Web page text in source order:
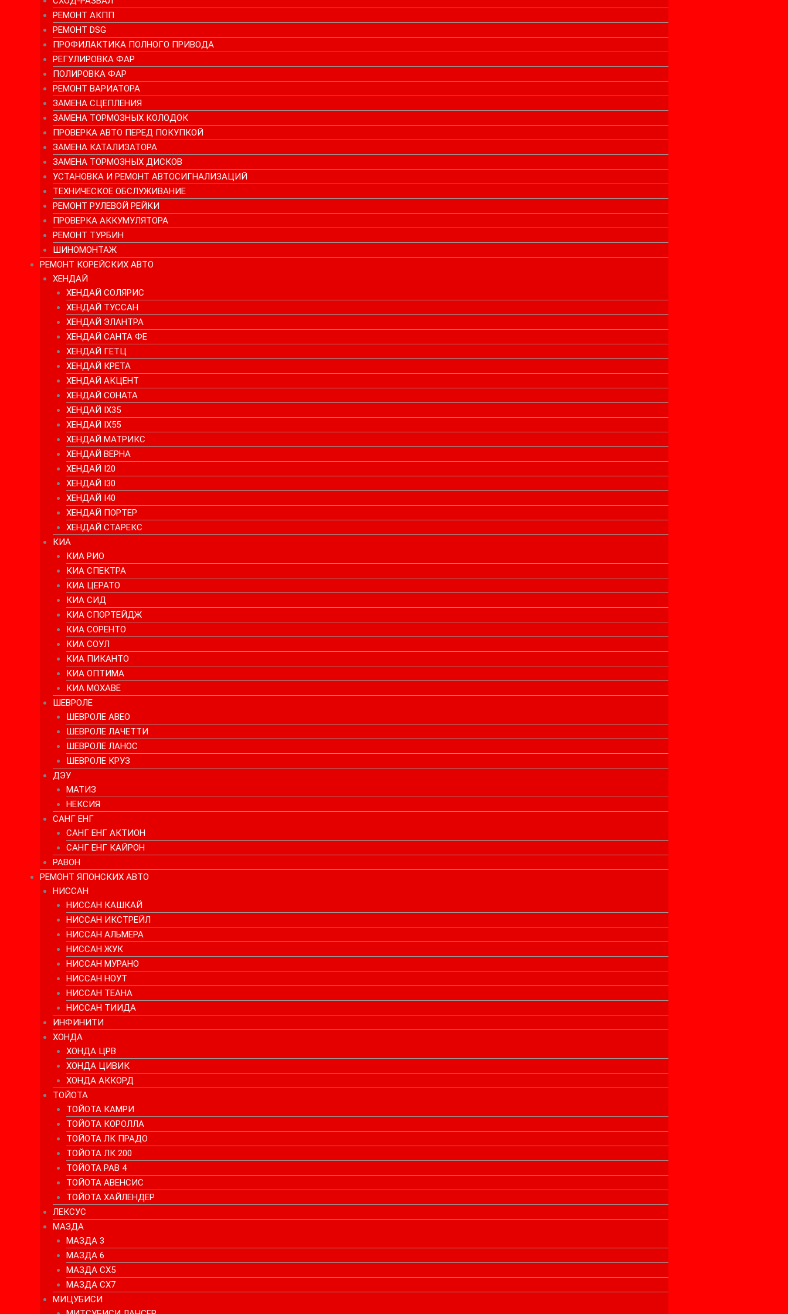
РЕМОНТ АКПП
РЕМОНТ DSG
ПРОФИЛАКТИКА ПОЛНОГО ПРИВОДА
РЕГУЛИРОВКА ФАР
ПОЛИРОВКА ФАР
РЕМОНТ ВАРИАТОРА
ЗАМЕНА СЦЕПЛЕНИЯ
ЗАМЕНА ТОРМОЗНЫХ КОЛОДОК
ПРОВЕРКА АВТО ПЕРЕД ПОКУПКОЙ
ЗАМЕНА КАТАЛИЗАТОРА
ЗАМЕНА ТОРМОЗНЫХ ДИСКОВ
УСТАНОВКА И РЕМОНТ АВТОСИГНАЛИЗАЦИЙ
ТЕХНИЧЕСКОЕ ОБСЛУЖИВАНИЕ
РЕМОНТ РУЛЕВОЙ РЕЙКИ
ПРОВЕРКА АККУМУЛЯТОРА
РЕМОНТ ТУРБИН
ШИНОМОНТАЖ
РЕМОНТ КОРЕЙСКИХ АВТО
ХЕНДАЙ
ХЕНДАЙ СОЛЯРИС
ХЕНДАЙ ТУССАН
ХЕНДАЙ ЭЛАНТРА
ХЕНДАЙ САНТА ФЕ
ХЕНДАЙ ГЕТЦ
ХЕНДАЙ КРЕТА
ХЕНДАЙ АКЦЕНТ
ХЕНДАЙ СОНАТА
ХЕНДАЙ IX35
ХЕНДАЙ IX55
ХЕНДАЙ МАТРИКС
ХЕНДАЙ ВЕРНА
ХЕНДАЙ I20
ХЕНДАЙ I30
ХЕНДАЙ I40
ХЕНДАЙ ПОРТЕР
ХЕНДАЙ СТАРЕКС
КИА
КИА РИО
КИА СПЕКТРА
КИА ЦЕРАТО
КИА СИД
КИА СПОРТЕЙДЖ
КИА СОРЕНТО
КИА СОУЛ
КИА ПИКАНТО
КИА ОПТИМА
КИА МОХАВЕ
ШЕВРОЛЕ
ШЕВРОЛЕ АВЕО
ШЕВРОЛЕ ЛАЧЕТТИ
ШЕВРОЛЕ ЛАНОС
ШЕВРОЛЕ КРУЗ
ДЭУ
МАТИЗ
НЕКСИЯ
САНГ ЕНГ
САНГ ЕНГ АКТИОН
САНГ ЕНГ КАЙРОН
РАВОН
РЕМОНТ ЯПОНСКИХ АВТО
НИССАН
НИССАН КАШКАЙ
НИССАН ИКСТРЕЙЛ
НИССАН АЛЬМЕРА
НИССАН ЖУК
НИССАН МУРАНО
НИССАН НОУТ
НИССАН ТЕАНА
НИССАН ТИИДА
ИНФИНИТИ
ХОНДА
ХОНДА ЦРВ
ХОНДА ЦИВИК
ХОНДА АККОРД
ТОЙОТА
ТОЙОТА КАМРИ
ТОЙОТА КОРОЛЛА
ТОЙОТА ЛК ПРАДО
ТОЙОТА ЛК 200
ТОЙОТА РАВ 4
ТОЙОТА АВЕНСИС
ТОЙОТА ХАЙЛЕНДЕР
ЛЕКСУС
МАЗДА
МАЗДА 3
МАЗДА 6
МАЗДА СХ5
МАЗДА СХ7
МИЦУБИСИ